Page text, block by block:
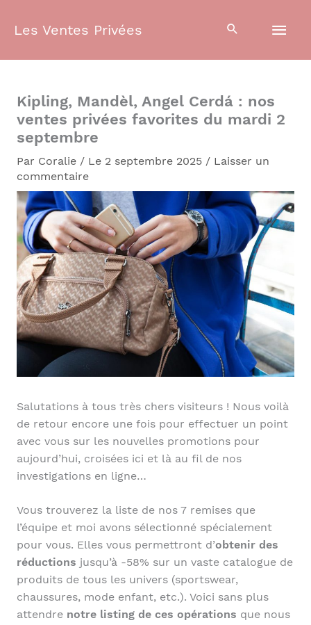
Les Ventes Privées
Kipling, Mandèl, Angel Cerdá : nos
ventes privées favorites du mardi 2
septembre
Par Coralie / Le 2 septembre 2025 / Laisser un
commentaire
Salutations à tous très chers visiteurs ! Nous voilà
de retour encore une fois pour effectuer un point
avec vous sur les nouvelles promotions pour
aujourd’hui, croisées ici et là au fil de nos
investigations en ligne…
Vous trouverez la liste de nos 7 remises que
l’équipe et moi avons sélectionné spécialement
pour vous. Elles vous permettront d’obtenir des
réductions jusqu’à -58% sur un vaste catalogue de
produits de tous les univers (sportswear,
chaussures, mode enfant, etc.). Voici sans plus
attendre notre listing de ces opérations que nous